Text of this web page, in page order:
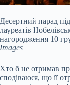
Десертний парад
лауреатів
нагородження 10
Images
Хто б не отримав
сподіваюся, що її